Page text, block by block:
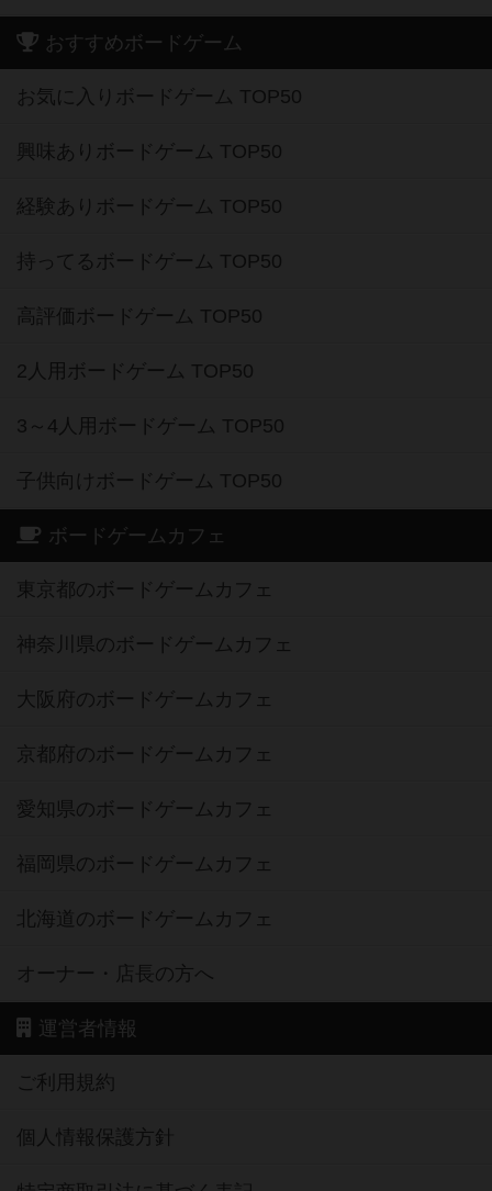
おすすめボードゲーム
お気に入りボードゲーム TOP50
興味ありボードゲーム TOP50
経験ありボードゲーム TOP50
持ってるボードゲーム TOP50
高評価ボードゲーム TOP50
2人用ボードゲーム TOP50
3～4人用ボードゲーム TOP50
子供向けボードゲーム TOP50
ボードゲームカフェ
東京都のボードゲームカフェ
神奈川県のボードゲームカフェ
大阪府のボードゲームカフェ
京都府のボードゲームカフェ
愛知県のボードゲームカフェ
福岡県のボードゲームカフェ
北海道のボードゲームカフェ
オーナー・店長の方へ
運営者情報
ご利用規約
個人情報保護方針